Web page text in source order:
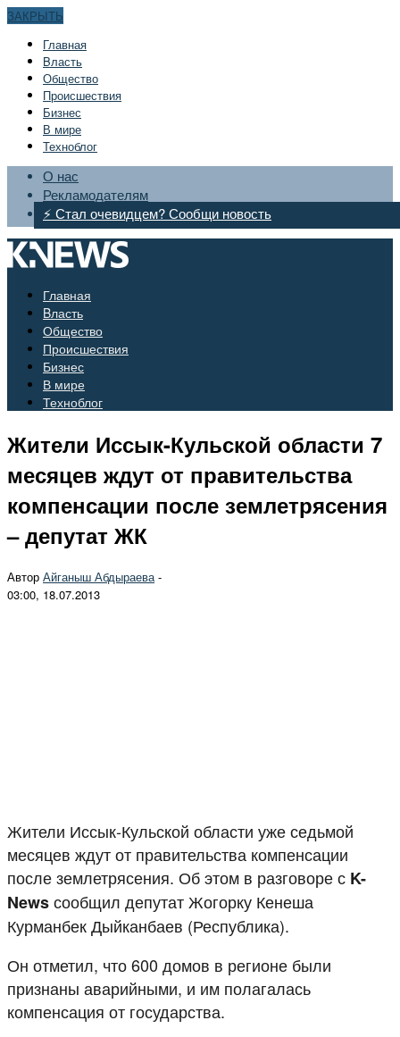
ЗАКРЫТЬ
Главная
Bласть
Общество
Происшествия
Бизнес
В мире
Техноблог
О нас
Рекламодателям
⚡ Стал очевидцем? Сообщи новость
Главная
Bласть
Общество
Происшествия
Бизнес
В мире
Техноблог
Жители Иссык-Кульской области 7
месяцев ждут от правительства
компенсации после землетрясения
– депутат ЖК
Автор Айганыш Абдыраева-
03:00, 18.07.2013
Жители Иссык-Кульской области уже седьмой
месяцев ждут от правительства компенсации
после землетрясения. Об этом в разговоре с K-
Newsсообщил депутат Жогорку Кенеша
Курманбек Дыйканбаев (Республика).
Он отметил, что 600 домов в регионе были
признаны аварийными, и им полагалась
компенсация от государства.